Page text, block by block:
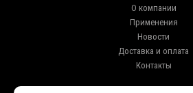
О компании
Применения
Новости
Доставка и оплата
Контакты